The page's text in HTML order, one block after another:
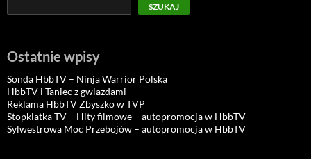
SZUKAJ
Ostatnie wpisy
Sonda HbbTV – Ninja Warrior Polska
HbbTV i Taniec z gwiazdami
Reklama HbbTV Zbyszko w TVP
Stopklatka TV – Hity filmowe – autopromocja w HbbTV
Sylwestrowa Moc Przebojów – autopromocja w HbbTV